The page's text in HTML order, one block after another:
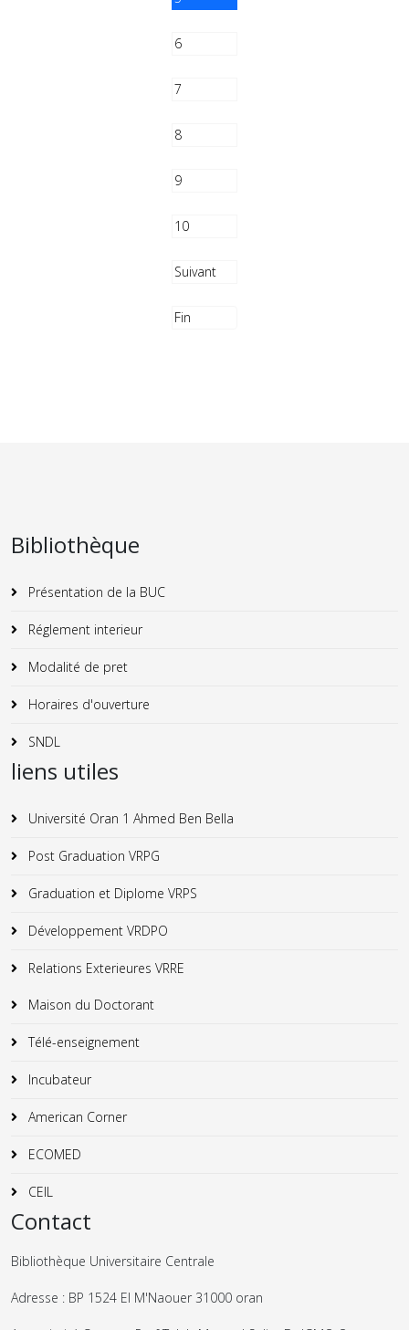
6
7
8
9
10
Suivant
Fin
Bibliothèque
Présentation de la BUC
Réglement interieur
Modalité de pret
Horaires d'ouverture
SNDL
liens utiles
Université Oran 1 Ahmed Ben Bella
Post Graduation VRPG
Graduation et Diplome VRPS
Développement VRDPO
Relations Exterieures VRRE
Maison du Doctorant
Télé-enseignement
Incubateur
American Corner
ECOMED
CEIL
Contact
Bibliothèque Universitaire Centrale
Adresse : BP 1524 El M'Naouer 31000 oran